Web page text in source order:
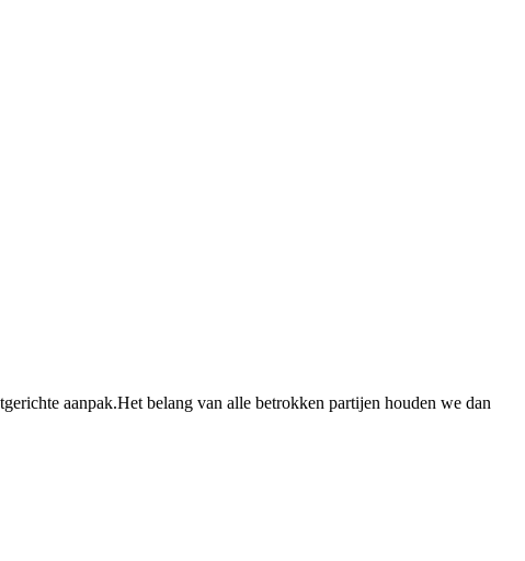
aanpak.Het belang van alle betrokken partijen houden we dan